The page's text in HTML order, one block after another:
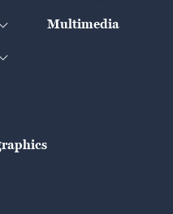
Multimedia